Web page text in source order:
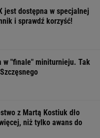
jest dostępna w specjalnej
i sprawdź korzyść!
w "finale" miniturnieju. Tak
z Martą Kostiuk dło
niż tylko awans do